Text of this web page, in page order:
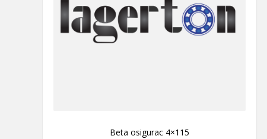
Beta osigurac 4×115